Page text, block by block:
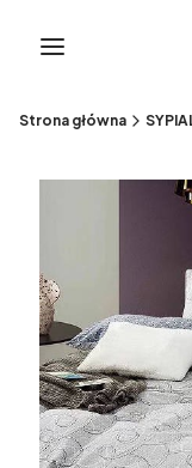
Menu
Strona główna